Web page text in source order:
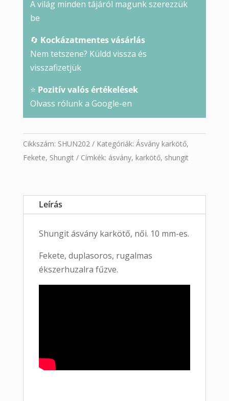
A világ minden tájáról magunk szerezzük
be
🔄 Kockázatmentes vásárlás
Nem tetszene? Küldd vissza és
visszafizetjük
⭐ Pozitív valós értékelések
Olvass rólunk a Google-en
Cikkszám: SHUN202 Kategóriák: Ásvány karkötő,
Fekete, Shungit Címkék: ásvány, karkötő, shungit
Leírás
Shungit ásvány karkötő, női. 10 mm-es.
Fekete, duplasoros, rugalmas
ékszerhuzalra fűzve.